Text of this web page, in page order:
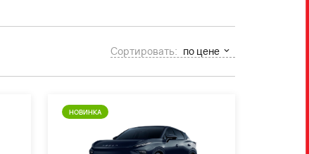
Сортировать: по цене
НОВИНКА